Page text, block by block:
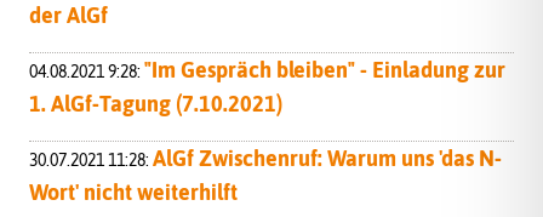
der AlGf
04.08.2021 9:28: "Im Gespräch bleiben" - Einladung zur
1. AlGf-Tagung (7.10.2021)
30.07.2021 11:28: AlGf Zwischenruf: Warum uns 'das N-
Wort' nicht weiterhilft